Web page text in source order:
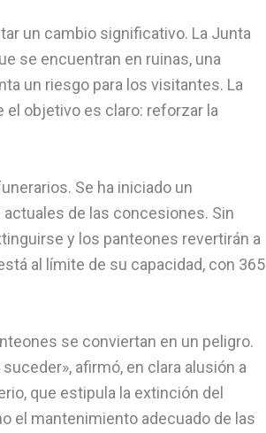
un cambio significativo. La Junta
se encuentran en ruinas, una
un riesgo para los visitantes. La
el objetivo es claro: reforzar la
Se ha iniciado un
de las concesiones. Sin
y los panteones revertirán a
al límite de su capacidad, con 365
se conviertan en un peligro.
afirmó, en clara alusión a
que estipula la extinción del
el mantenimiento adecuado de las